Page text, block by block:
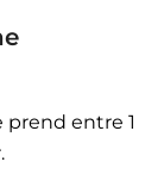
entre 1